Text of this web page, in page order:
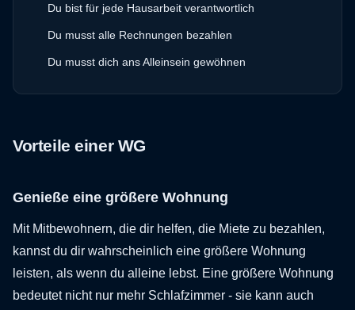
Du bist für jede Hausarbeit verantwortlich
Du musst alle Rechnungen bezahlen
Du musst dich ans Alleinsein gewöhnen
Vorteile einer WG
Genieße eine größere Wohnung
Mit Mitbewohnern, die dir helfen, die Miete zu bezahlen,
kannst du dir wahrscheinlich eine größere Wohnung
leisten, als wenn du alleine lebst. Eine größere Wohnung
bedeutet nicht nur mehr Schlafzimmer - sie kann auch